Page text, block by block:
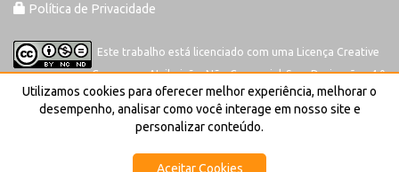
Política de Privacidade
Este trabalho está licenciado com uma Licença Creative
Commons-Atribuição-Não Comercial-Sem Derivações 4.0
Internacional
Utilizamos cookies para oferecer melhor experiência, melhorar o
desempenho, analisar como você interage em nosso site e
personalizar conteúdo.
Aceitar Cookies